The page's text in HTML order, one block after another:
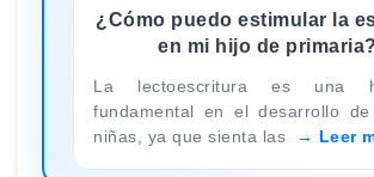
¿Cómo puedo estimular la
en mi hijo de primaria?
La lectoescritura es una
fundamental en el desarrollo
niñas, ya que sienta las
Leer